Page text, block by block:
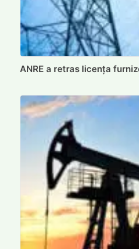
ANRE a retras licența